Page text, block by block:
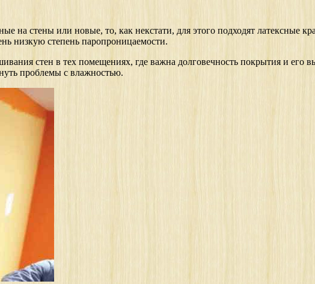
на стены или новые, то, как некстати, для этого подходят латексные
низкую степень паропроницаемости.
стен в тех помещениях, где важна долговечность покрытия и его
проблемы с влажностью.